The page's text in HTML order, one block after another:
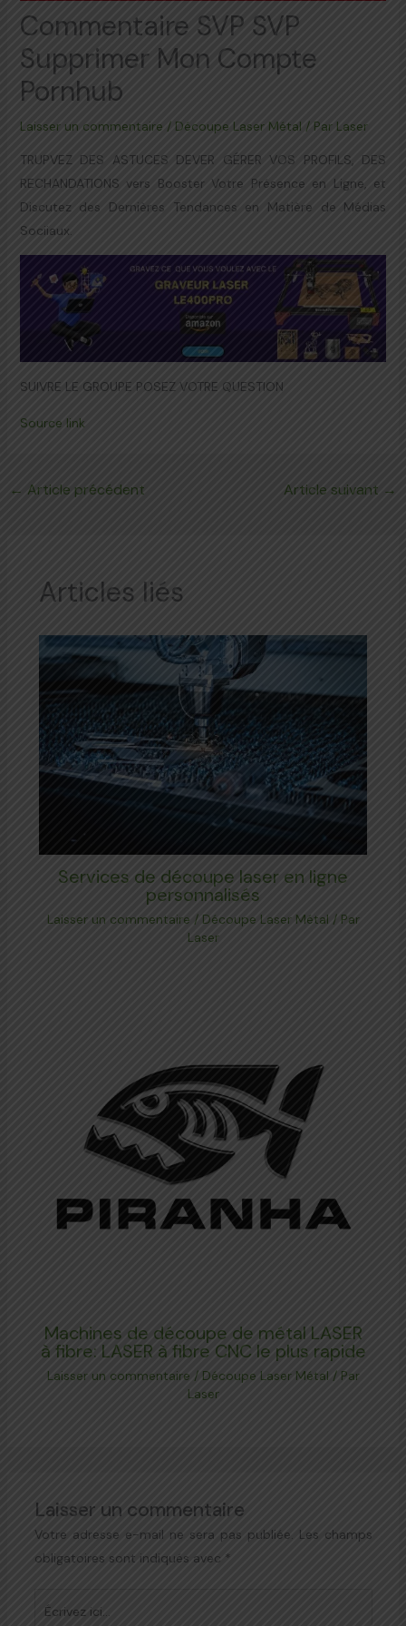
Commentaire SVP SVP
Supprimer Mon Compte
Pornhub
Laisser un commentaire / Découpe Laser Métal / Par Laser
TRUPVEZ DES ASTUCES DEVER GÉRER VOS PROFILS, DES
RECHANDATIONS vers Booster Votre Présence en Ligne, et
Discutez des Dernières Tendances en Matière de Médias
Sociiaux.
SUIVRE LE GROUPE POSEZ VOTRE QUESTION
Source link
← Article précédent Article suivant →
Articles liés
Services de découpe laser en ligne
personnalisés
Laisser un commentaire / Découpe Laser Métal / Par
Laser
Machines de découpe de métal LASER
à fibre: LASER à fibre CNC le plus rapide
Laisser un commentaire / Découpe Laser Métal / Par
Laser
Laisser un commentaire
Votre adresse e-mail ne sera pas publiée. Les champs
obligatoires sont indiqués avec *